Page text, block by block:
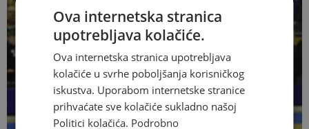
Ova internetska stranica
upotrebljava kolačiće.
Ova internetska stranica upotrebljava
kolačiće u svrhe poboljšanja korisničkog
iskustva. Uporabom internetske stranice
prihvaćate sve kolačiće sukladno našoj
Politici kolačića. Podrobno